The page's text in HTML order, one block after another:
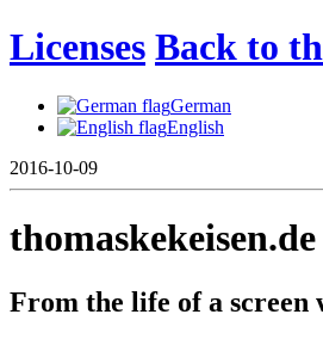
Licenses Back to
German
English
2016-10-09
thomaskekeisen.de
From the life of a screen